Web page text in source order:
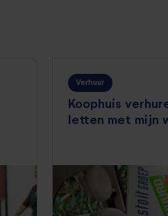
Verhuur
Koophuis
letten met mijn